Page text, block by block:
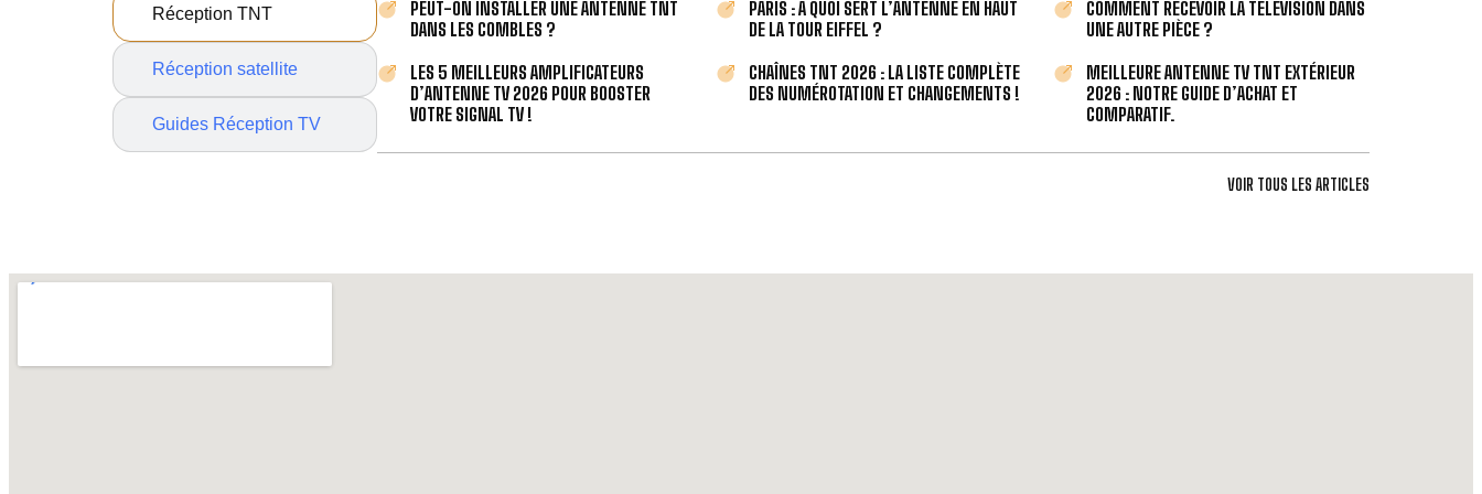
Réception TNT
Réception satellite
Guides Réception TV
PEUT-ON INSTALLER UNE ANTENNE TNT
DANS LES COMBLES ?
PARIS : À QUOI SERT L’ANTENNE EN HAUT
DE LA TOUR EIFFEL ?
COMMENT RECEVOIR LA TÉLÉVISION DANS
UNE AUTRE PIÈCE ?
LES 5 MEILLEURS AMPLIFICATEURS
D’ANTENNE TV 2026 POUR BOOSTER
VOTRE SIGNAL TV !
CHAÎNES TNT 2026 : LA LISTE COMPLÈTE
DES NUMÉROTATION ET CHANGEMENTS !
MEILLEURE ANTENNE TV TNT EXTÉRIEUR
2026 : NOTRE GUIDE D’ACHAT ET
COMPARATIF.
VOIR TOUS LES ARTICLES